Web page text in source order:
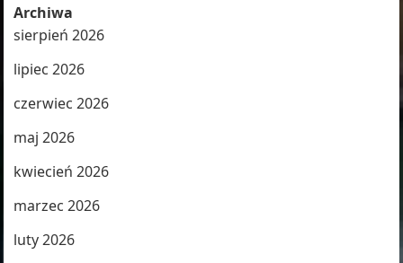
Archiwa
sierpień 2026
lipiec 2026
czerwiec 2026
maj 2026
kwiecień 2026
marzec 2026
luty 2026